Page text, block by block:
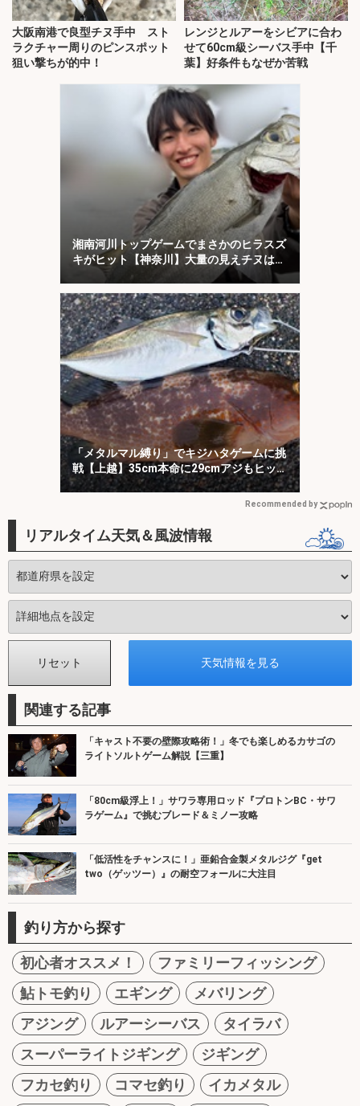
大阪南港で良型チヌ手中 スト
ラクチャー周りのピンスポット
狙い撃ちが的中！
レンジとルアーをシビアに合わ
せて60cm級シーバス手中【千
葉】好条件もなぜか苦戦
湘南河川トップゲームでまさかのヒラスズ
キがヒット【神奈川】大量の見えチヌは意
外と難敵？
「メタルマル縛り」でキジハタゲームに挑
戦【上越】35cm本命に29cmアジもヒッ
ト！
Recommended by
リアルタイム天気＆風波情報
関連する記事
「キャスト不要の壁際攻略術！」冬でも楽しめるカサゴの
ライトソルトゲーム解説【三重】
「80cm級浮上！」サワラ専用ロッド『プロトンBC・サワ
ラゲーム』で挑むブレード＆ミノー攻略
「低活性をチャンスに！」亜鉛合金製メタルジグ『get
two（ゲッツー）』の耐空フォールに大注目
釣り方から探す
初心者オススメ！
ファミリーフィッシング
鮎トモ釣り
エギング
メバリング
アジング
ルアーシーバス
タイラバ
スーパーライトジギング
ジギング
フカセ釣り
コマセ釣り
イカメタル